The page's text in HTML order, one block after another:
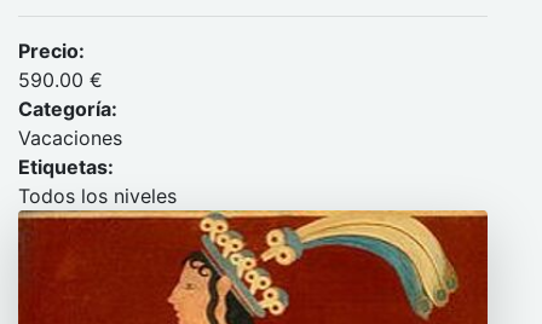
Precio:
590.00 €
Categoría:
Vacaciones
Etiquetas:
Todos los niveles